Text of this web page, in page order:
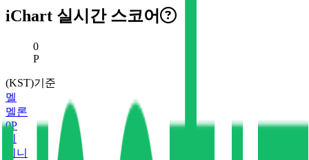
iChart 실시간 스코어
현재 스코어
0
P
(KST)기준
멜
멜론
0P
지니